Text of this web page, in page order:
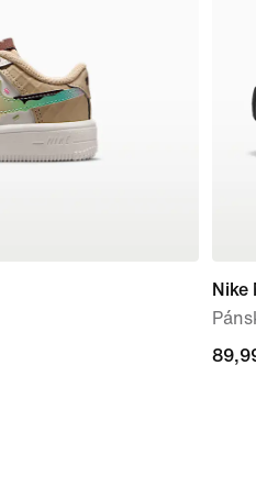
Nike